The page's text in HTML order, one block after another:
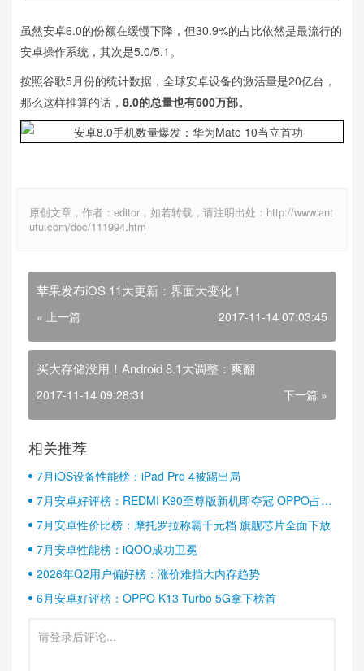
虽然安卓6.0的份额在缓慢下降，但30.9%的占比依然是最流行的
安卓操作系统，其次是5.0/5.1。
按照谷歌5月份的统计数据，全球安卓设备的激活量是20亿台，
那么这样推算的话， 8.0的总量也有600万部。
原创文章，作者：editor，如若转载，请注明出处：http://www.ant
utu.com/doc/111994.htm
苹果发布iOS 11大更新：界面大变化！
« 上一篇 2017-11-14 07:03:45
买大存储没用！Android 8.1大调整：爽翻
2017-11-14 09:28:31 下一篇 »
相关推荐
7月iOS设备性能榜：iPad Pro 4被踢出局
7月安卓好评榜：REDMI K90至尊版新机即夺冠 OPPO占据
半壁江山
7月安卓性价比榜：摩托罗拉称霸千元档 旗舰芯片全面下放
7月安卓性能榜：iQOO成功卫冕
2026年Q2用户偏好榜：涨价难挡大内存趋势
6月安卓好评榜：OPPO K13 Turbo 5G拿下榜首